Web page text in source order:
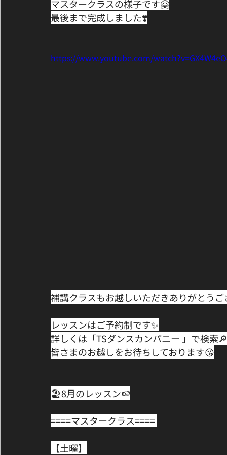
マスタークラスの様子です🤗﻿
最後まで完成しました❣️﻿
https://www.youtube.com/
補講クラスもお越しいただきありがとう
レッスンはご予約制です✨﻿
詳しくは「TSダンスカンパニー‬ 」で検索🔎﻿
皆さまのお越しをお待ちしております😘﻿
🏖8月のレッスン🍉﻿
====マスタークラス==== ﻿
【土曜】﻿